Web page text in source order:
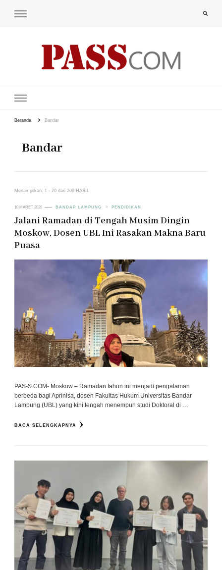
Beranda Bandar
Bandar
Menampilkan: 1 - 20 dari 209 HASIL
10 MARET 2026 BANDAR LAMPUNG PENDIDIKAN
Jalani Ramadan di Tengah Musim Dingin
Moskow, Dosen UBL Ini Rasakan Makna Baru
Puasa
PAS-S.COM- Moskow – Ramadan tahun ini menjadi pengalaman
berbeda bagi Aprinisa, dosen Fakultas Hukum Universitas Bandar
Lampung (UBL) yang kini tengah menempuh studi Doktoral di …
BACA SELENGKAPNYA